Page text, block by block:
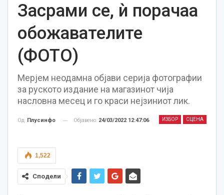
Засрами се, ѝ порачаа
обожавателите
(ФОТО)
Мерјем неодамна објави серија фотографии
за руското издание на магазинот чија
насловна месец и го краси нејзиниот лик.
ИЗБОР СЦЕНА
Од Плусинфо Објавено 24/03/2022 12:47:06
1,522
Сподели